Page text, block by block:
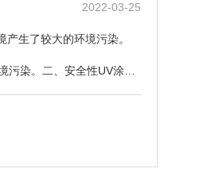
2022-03-25
生了较大的环境污染。
染。二、安全性UV涂胶